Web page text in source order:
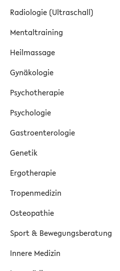
Radiologie (Ultraschall)
Mentaltraining
Heilmassage
Gynäkologie
Psychotherapie
Psychologie
Gastroenterologie
Genetik
Ergotherapie
Tropenmedizin
Osteopathie
Sport & Bewegungsberatung
Innere Medizin